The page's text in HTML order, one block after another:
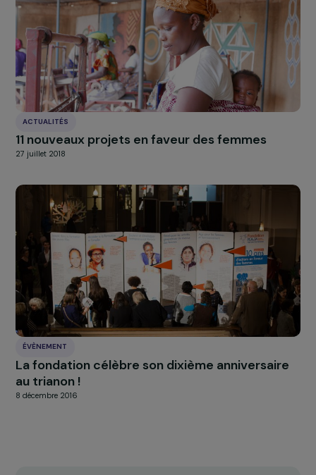
ÉVÈNEMENT
La Fondation RAJA-Danièle Marcovici
à la CSW69 pour porter la voix des femmes là
où se jouent leurs droits !
13 mars 2025
ACTUALITÉS
11 nouveaux projets en faveur des femmes
27 juillet 2018